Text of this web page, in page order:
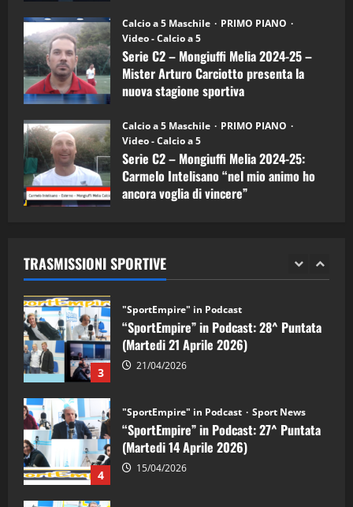
Calcio a 5 Maschile
PRIMO PIANO
Video - Calcio a 5
Serie C2 – Mongiuffi Melia 2024-25 –
Mister Arturo Carciotto presenta la
nuova stagione sportiva
Calcio a 5 Maschile
PRIMO PIANO
Video - Calcio a 5
Serie C2 – Mongiuffi Melia 2024-25:
Carmelo Intelisano “nel mio animo ho
ancora voglia di vincere”
TRASMISSIONI SPORTIVE
5
“SportEmpire” in Podcast: 26^ Puntata
(Martedi 07 Aprile 2026)
08/04/2026
1
“SportEmpire” in Podcast: 30^ Puntata
(Martedi 05 Maggio 2026)
08/05/2026
2 28/04/2026
3
"SportEmpire" in Podcast
“SportEmpire” in Podcast: 28^ Puntata
(Martedi 21 Aprile 2026)
21/04/2026
4
"SportEmpire" in Podcast Sport News
“SportEmpire” in Podcast: 27^ Puntata
(Martedi 14 Aprile 2026)
15/04/2026